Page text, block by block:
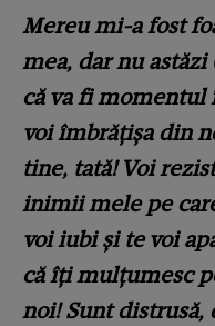
Mereu mi-a fost
mea, dar nu
că va fi momentul
voi îmbrăţişa din
tine, tată! Voi
inimii mele pe
voi iubi şi te voi
că îți mulţumesc
noi! Sunt distrusă,